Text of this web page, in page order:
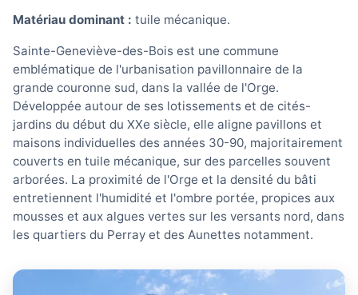
Matériau dominant : tuile mécanique.
Sainte-Geneviève-des-Bois est une commune
emblématique de l'urbanisation pavillonnaire de la
grande couronne sud, dans la vallée de l'Orge.
Développée autour de ses lotissements et de cités-
jardins du début du XXe siècle, elle aligne pavillons et
maisons individuelles des années 30-90, majoritairement
couverts en tuile mécanique, sur des parcelles souvent
arborées. La proximité de l'Orge et la densité du bâti
entretiennent l'humidité et l'ombre portée, propices aux
mousses et aux algues vertes sur les versants nord, dans
les quartiers du Perray et des Aunettes notamment.